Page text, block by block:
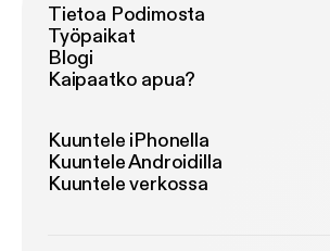
Tietoa Podimosta
Työpaikat
Blogi
Kaipaatko apua?
Kuuntele iPhonella
Kuuntele Androidilla
Kuuntele verkossa